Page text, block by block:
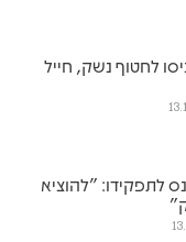
לחטוף נשק, חייל
לתפקידו: "להוציא